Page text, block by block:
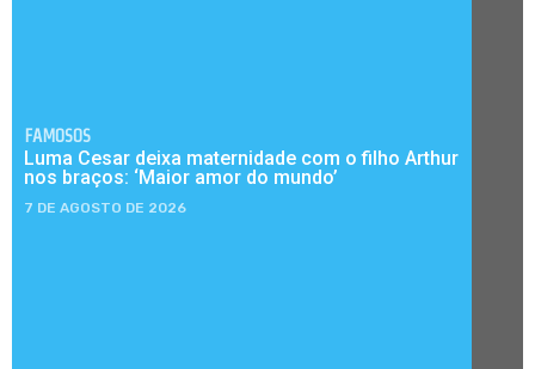
FAMOSOS
Luma Cesar deixa maternidade com o filho Arthur
nos braços: ‘Maior amor do mundo’
7 DE AGOSTO DE 2026